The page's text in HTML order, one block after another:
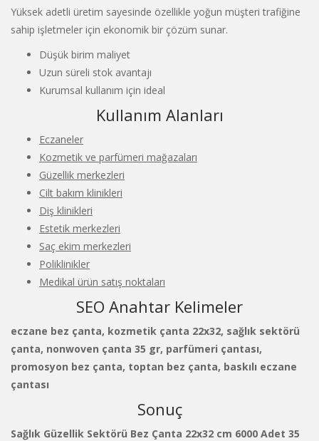
Yüksek adetli üretim sayesinde özellikle yoğun müşteri trafiğine
sahip işletmeler için ekonomik bir çözüm sunar.
Düşük birim maliyet
Uzun süreli stok avantajı
Kurumsal kullanım için ideal
Kullanım Alanları
Eczaneler
Kozmetik ve parfümeri mağazaları
Güzellik merkezleri
Cilt bakım klinikleri
Diş klinikleri
Estetik merkezleri
Saç ekim merkezleri
Poliklinikler
Medikal ürün satış noktaları
SEO Anahtar Kelimeler
eczane bez çanta, kozmetik çanta 22x32, sağlık sektörü
çanta, nonwoven çanta 35 gr, parfümeri çantası,
promosyon bez çanta, toptan bez çanta, baskılı eczane
çantası
Sonuç
Sağlık Güzellik Sektörü Bez Çanta 22x32 cm 6000 Adet 35